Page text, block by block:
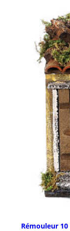
Rémouleur